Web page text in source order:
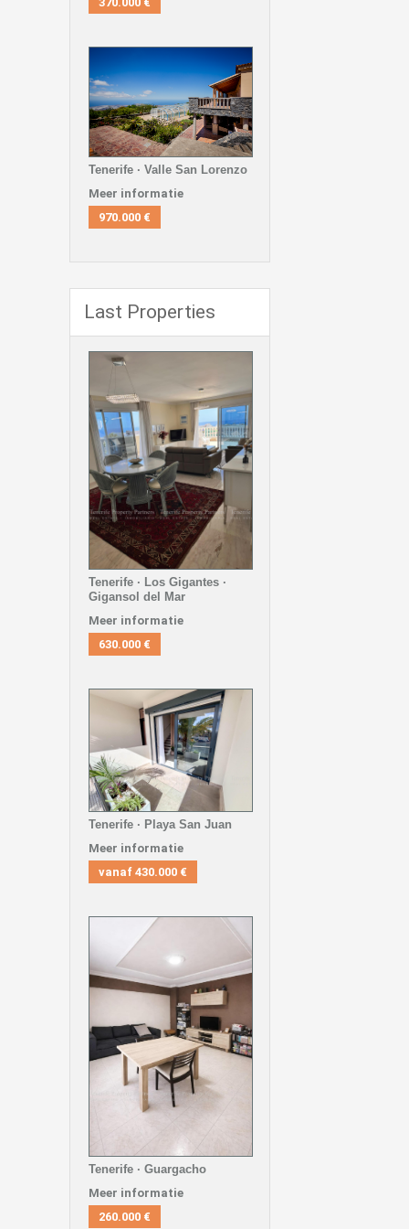
Tenerife · Valle San Lorenzo
Meer informatie
970.000 €
Last Properties
Tenerife · Los Gigantes ·
Gigansol del Mar
Meer informatie
630.000 €
Tenerife · Playa San Juan
Meer informatie
vanaf 430.000 €
Tenerife · Guargacho
Meer informatie
260.000 €